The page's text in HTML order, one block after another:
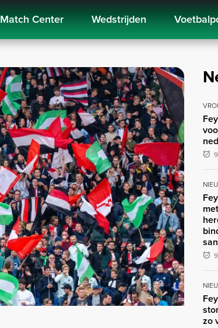
Match Center Wedstrijden
zo